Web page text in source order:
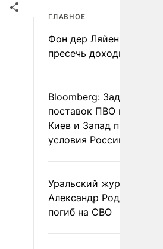
ГЛАВНОЕ
Фон дер Ляйен
пресечь доходы России
Bloomberg: Задержка
поставок ПВО вынудит
Киев и Запад принять
условия России
Уральский журналист
Александр Родионов
погиб на СВО